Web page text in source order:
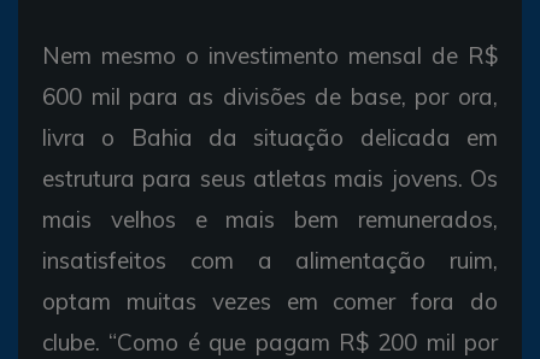
Nem mesmo o investimento mensal de R$
600 mil para as divisões de base, por ora,
livra o Bahia da situação delicada em
estrutura para seus atletas mais jovens. Os
mais velhos e mais bem remunerados,
insatisfeitos com a alimentação ruim,
optam muitas vezes em comer fora do
clube. “Como é que pagam R$ 200 mil por